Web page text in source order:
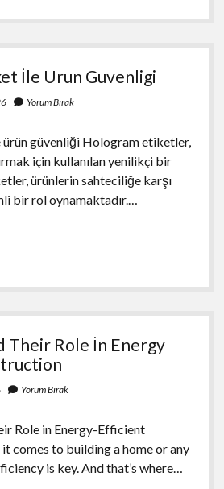
İle Urun Guvenligi
Yorum Bırak
güvenliği Hologram etiketler,
için kullanılan yenilikçi bir
ürünlerin sahteciliğe karşı
bir rol oynamaktadır.…
Their Role İn Energy
Yorum Bırak
Role in Energy-Efficient
comes to building a home or any
is key. And that’s where…